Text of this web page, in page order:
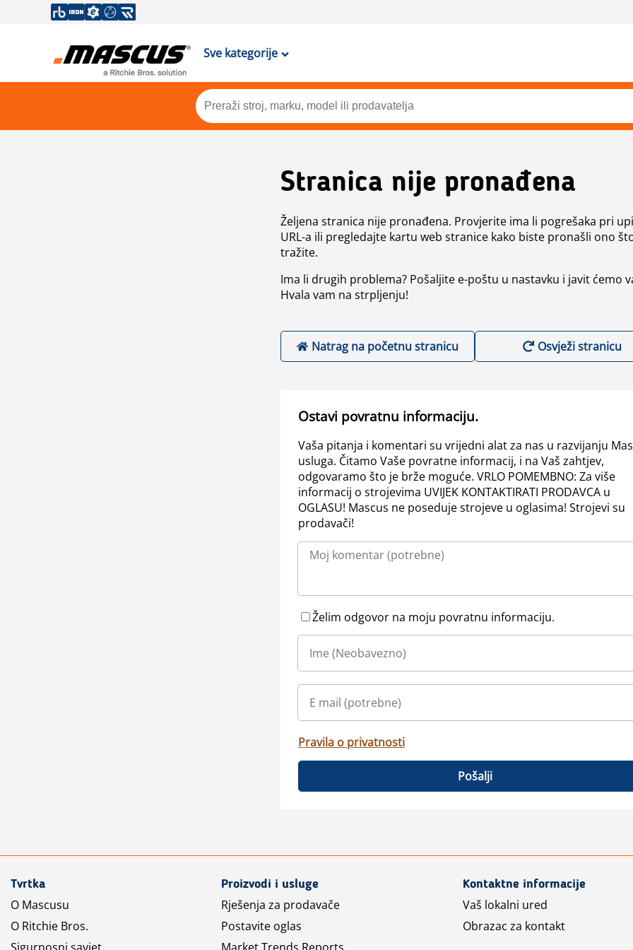
Sve kategorije
Stranica nije pronađena
Željena stranica nije pronađena. Provjerite ima li pogrešaka pri
URL-a ili pregledajte kartu web stranice kako biste pronašli ono
tražite.
Ima li drugih problema? Pošaljite e-poštu u nastavku i javit ćemo
Hvala vam na strpljenju!
Natrag na početnu stranicu Osvježi stranicu
Ostavi povratnu informaciju.
Vaša pitanja i komentari su vrijedni alat za nas u razvijanju
usluga. Čitamo Vaše povratne informacij, i na Vaš zahtjev,
odgovaramo što je brže moguće. VRLO POMEMBNO: Za više
informacij o strojevima UVIJEK KONTAKTIRATI PRODAVCA u
OGLASU! Mascus ne poseduje strojeve u oglasima! Strojevi su
prodavači!
Želim odgovor na moju povratnu informaciju.
Pravila o privatnosti
Pošalji
Tvrtka
O Mascusu
O Ritchie Bros.
Proizvodi i usluge
Rješenja za prodavače
Postavite oglas
Kontaktne informacije
Vaš lokalni ured
Obrazac za kontakt